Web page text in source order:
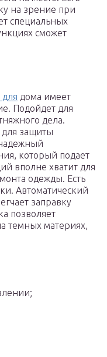
на зрение при
специальных
сможет
дома имеет
Подойдет для
дела.
защиты
который подает
вполне хватит для
одежды. Есть
Автоматический
заправку
позволяет
темных материях,